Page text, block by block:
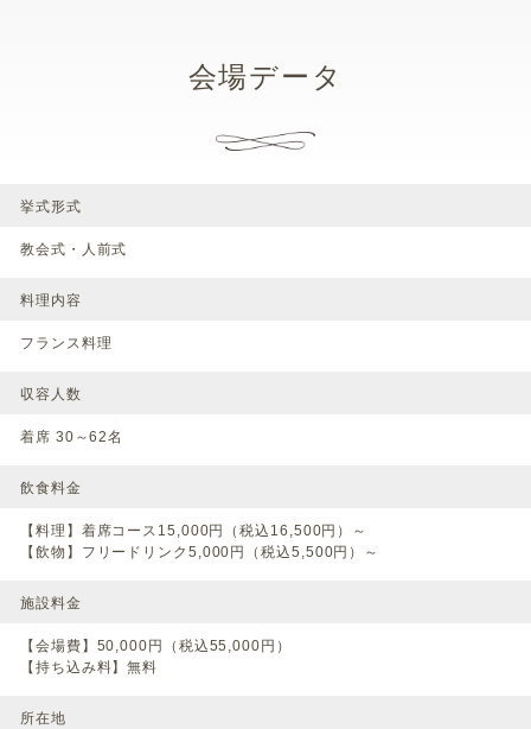
会場データ
挙式形式
教会式・人前式
料理内容
フランス料理
収容人数
着席 30～62名
飲食料金
【料理】着席コース15,000円（税込16,500円）～
【飲物】フリードリンク5,000円（税込5,500円）～
施設料金
【会場費】50,000円（税込55,000円）
【持ち込み料】無料
所在地